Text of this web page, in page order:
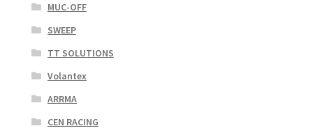
MUC-OFF
SWEEP
TT SOLUTIONS
Volantex
ARRMA
CEN RACING